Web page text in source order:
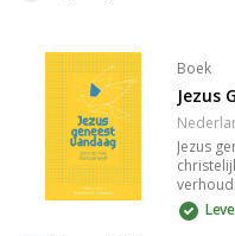
Boek
Jezus
Jezus